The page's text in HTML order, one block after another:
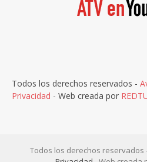
Todos los derechos reservados -
Privacidad - Web creada por
Todos los derechos reservados